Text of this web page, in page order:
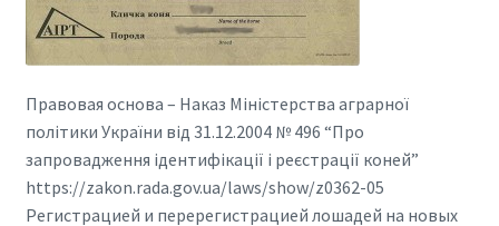
Правовая основа – Наказ Міністерства аграрної
політики України від 31.12.2004 № 496 “Про
запровадження ідентифікації і реєстрації коней”
https://zakon.rada.gov.ua/laws/show/z0362-05
Регистрацией и перерегистрацией лошадей на новых